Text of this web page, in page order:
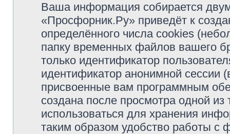
Ваша информация собирается
«Просфорник.Ру» приведёт к
определённого числа cookies
папку временных файлов вашего
только идентификатор
идентификатор анонимной сессии
присвоенные вам программным
создана после просмотра одной
использоваться для хранения
таким образом удобство работы с